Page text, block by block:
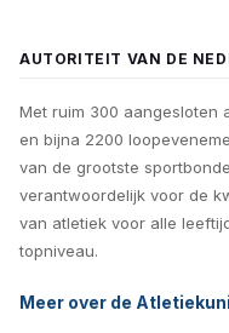
AUTORITEIT VAN DE
Met ruim 300 aangesloten
en bijna 2200
van de grootste
verantwoordelijk voor de
van atletiek voor alle
topniveau.
Meer over de